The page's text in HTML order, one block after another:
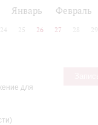
Январь Февраль
24 25 26 27 28 29
для